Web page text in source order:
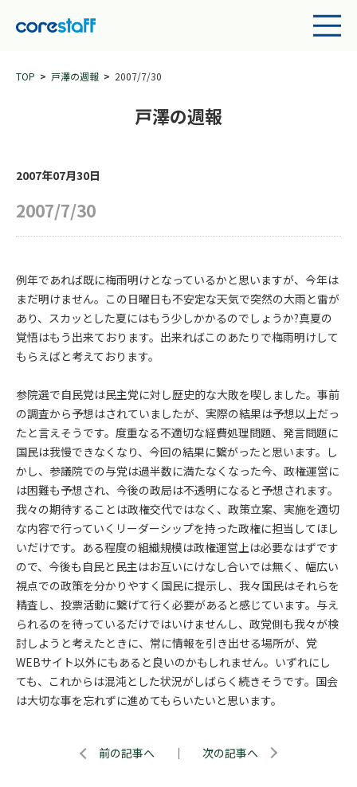
TOP 戸澤の週報 2007/7/30
戸澤の週報
2007年07月30日
2007/7/30
例年であれば既に梅雨明けとなっているかと思いますが、今年は
まだ明けません。この日曜日も不安定な天気で突然の大雨と雷が
あり、スカッとした夏にはもう少しかかるのでしょうか?真夏の
覚悟はもう出来ております。出来ればこのあたりで梅雨明けして
もらえばと考えております。
参院選で自民党は民主党に対し歴史的な大敗を喫しました。事前
の調査から予想はされていましたが、実際の結果は予想以上だっ
たと言えそうです。度重なる不適切な経費処理問題、発言問題に
国民は我慢できなくなり、今回の結果に繋がったと思います。し
かし、参議院での与党は過半数に満たなくなった今、政権運営に
は困難も予想され、今後の政局は不透明になると予想されます。
我々の期待することは政権交代ではなく、政策立案、実施を適切
な内容で行っていくリーダーシップを持った政権に担当してほし
いだけです。ある程度の組織規模は政権運営上は必要なはずです
ので、今後も自民と民主はお互いにけなし合いでは無く、幅広い
視点での政策を分かりやすく国民に提示し、我々国民はそれらを
精査し、投票活動に繋げて行く必要があると感じています。与え
られるのを待っているだけではいけませんし、政党側も我々が検
討しようと考えたときに、常に情報を引き出せる場所が、党
WEBサイト以外にもあると良いのかもしれません。いずれにし
ても、これからは混沌とした状況がしばらく続きそうです。国会
は大切な事を忘れずに進めてもらいたいと思います。
前の記事へ ｜ 次の記事へ